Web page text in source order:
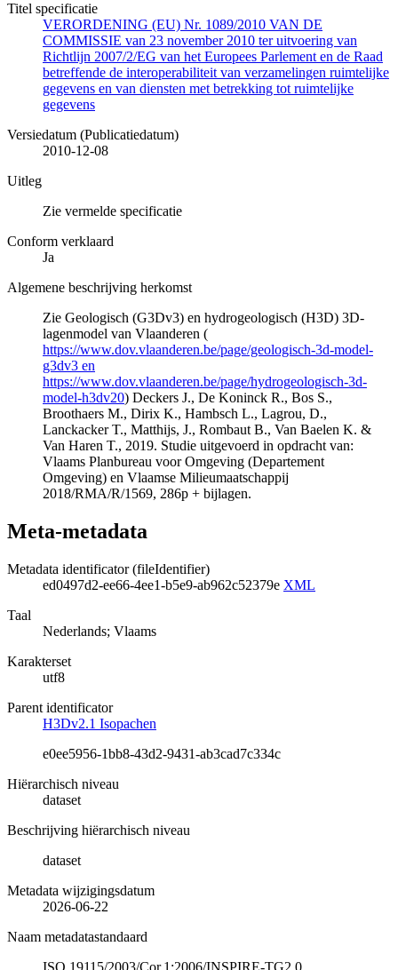
Titel specificatie
VERORDENING (EU) Nr. 1089/2010 VAN DE
COMMISSIE van 23 november 2010 ter uitvoering van
Richtlijn 2007/2/EG van het Europees Parlement en de Raad
betreffende de interoperabiliteit van verzamelingen ruimtelijke
gegevens en van diensten met betrekking tot ruimtelijke
gegevens
Versiedatum (Publicatiedatum)
2010-12-08
Uitleg
Zie vermelde specificatie
Conform verklaard
Ja
Algemene beschrijving herkomst
Zie Geologisch (G3Dv3) en hydrogeologisch (H3D) 3D-
lagenmodel van Vlaanderen (
https://www.dov.vlaanderen.be/page/geologisch-3d-model-
g3dv3 en
https://www.dov.vlaanderen.be/page/hydrogeologisch-3d-
model-h3dv20) Deckers J., De Koninck R., Bos S.,
Broothaers M., Dirix K., Hambsch L., Lagrou, D.,
Lanckacker T., Matthijs, J., Rombaut B., Van Baelen K. &
Van Haren T., 2019. Studie uitgevoerd in opdracht van:
Vlaams Planbureau voor Omgeving (Departement
Omgeving) en Vlaamse Milieumaatschappij
2018/RMA/R/1569, 286p + bijlagen.
Meta-metadata
Metadata identificator (fileIdentifier)
ed0497d2-ee66-4ee1-b5e9-ab962c52379e XML
Taal
Nederlands; Vlaams
Karakterset
utf8
Parent identificator
H3Dv2.1 Isopachen
e0ee5956-1bb8-43d2-9431-ab3cad7c334c
Hiërarchisch niveau
dataset
Beschrijving hiërarchisch niveau
dataset
Metadata wijzigingsdatum
2026-06-22
Naam metadatastandaard
ISO 19115/2003/Cor.1:2006/INSPIRE-TG2.0